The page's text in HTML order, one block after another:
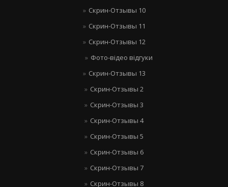
Скрин-Отзывы 10
Скрин-Отзывы 11
Скрин-Отзывы 12
Фото-відео відгуки
Скрин-Отзывы 13
Скрин-Отзывы 2
Скрин-Отзывы 3
Скрин-Отзывы 4
Скрин-Отзывы 5
Скрин-Отзывы 6
Скрин-Отзывы 7
Скрин-Отзывы 8